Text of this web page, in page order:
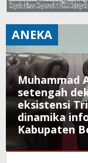
Muhammad
setengah
eksistensi
dinamika
Kabupaten
ANEKA